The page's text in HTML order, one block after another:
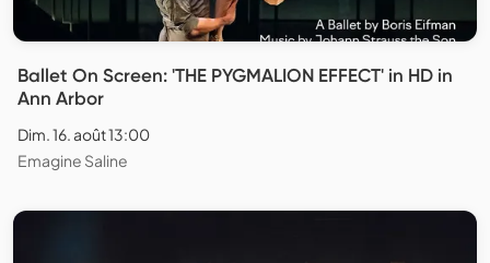
Ballet On Screen: 'THE PYGMALION EFFECT' in HD in
Ann Arbor
Dim. 16. août 13:00
Emagine Saline